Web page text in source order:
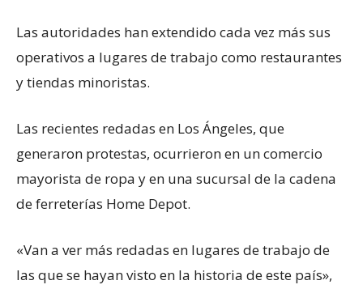
Las autoridades han extendido cada vez más sus
operativos a lugares de trabajo como restaurantes
y tiendas minoristas.
Las recientes redadas en Los Ángeles, que
generaron protestas, ocurrieron en un comercio
mayorista de ropa y en una sucursal de la cadena
de ferreterías Home Depot.
«Van a ver más redadas en lugares de trabajo de
las que se hayan visto en la historia de este país»,